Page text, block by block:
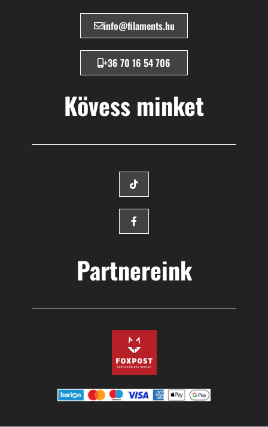
info@filaments.hu
+36 70 16 54 706
Kövess minket
Partnereink